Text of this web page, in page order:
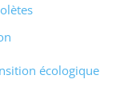
écologique